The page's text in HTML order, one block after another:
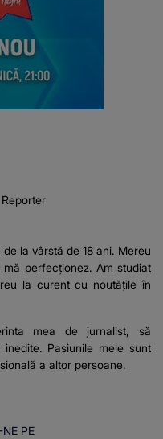
Reporter
la vârstă de 18 ani. Mereu
perfecționez. Am studiat
la curent cu noutățile în
mea de jurnalist, să
Pasiunile mele sunt
a altor persoane.
PE